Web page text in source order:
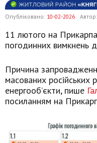
Опубліковано: 10-02-2026 Автор:
11 лютого на
погодинних вимкнень
Причина
масованих російських
енергооб’єкти, пише
посиланням на